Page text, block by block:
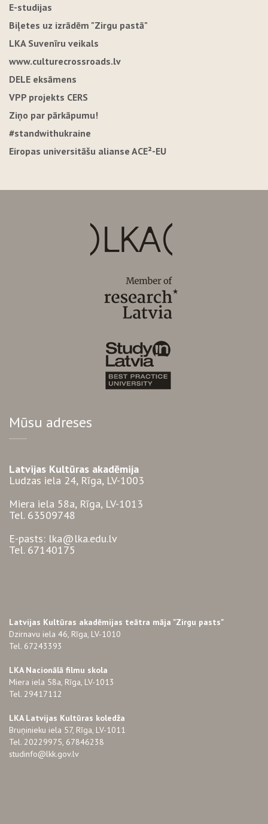
E-studijas
Biļetes uz izrādēm "Zirgu pastā"
LKA Suvenīru veikals
www.culturecrossroads.lv
DELE eksāmens
VPP projekts CERS
Ziņo par pārkāpumu!
#standwithukraine
Eiropas universitāšu alianse ACE²-EU
Mūsu adreses
Latvijas Kultūras akadēmija
Ludzas iela 24, Rīga, LV-1003
Miera iela 58a, Rīga, LV-1013
Tel. 63509748
E-pasts: lka@lka.edu.lv
Tel. 67140175
Latvijas Kultūras akadēmijas teātra māja "Zirgu pasts"
Dzirnavu iela 46, Rīga, LV-1010
Tel. 67243393
LKA Nacionālā filmu skola
Miera iela 58a, Rīga, LV-1013
Tel. 29417112
LKA Latvijas Kultūras koledža
Bruņinieku iela 57, Rīga, LV-1011
Tel. 20229975, 67846238
studinfo@lkk.gov.lv